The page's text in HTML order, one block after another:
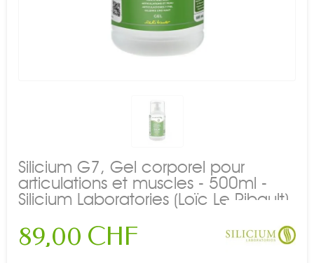
Silicium G7, Gel corporel pour
articulations et muscles - 500ml -
Silicium Laboratories (Loïc Le Ribault)
89,00 CHF